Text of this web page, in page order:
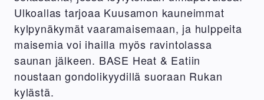
Ulkoallas tarjoaa Kuusamon kauneimmat
kylpynäkymät vaaramaisemaan, ja hulppeita
maisemia voi ihailla myös ravintolassa
saunan jälkeen. BASE Heat & Eatiin
noustaan gondolikyydillä suoraan Rukan
kylästä.